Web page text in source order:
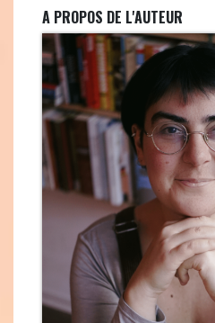
A PROPOS DE L'AUTEUR